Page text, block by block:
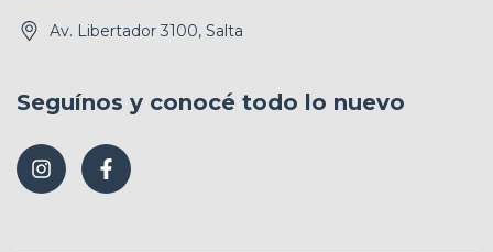
Av. Libertador 3100, Salta
Seguínos y conocé todo lo nuevo